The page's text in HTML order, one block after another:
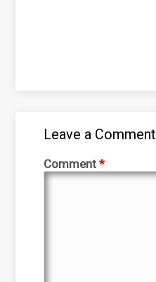
Leave a Comment
Comment*